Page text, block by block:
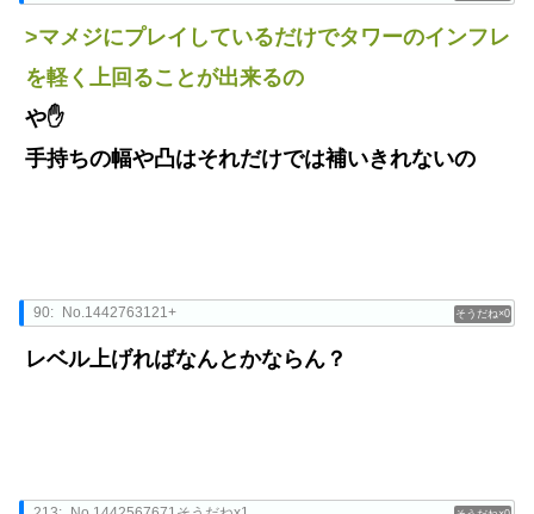
>マメジにプレイしているだけでタワーのインフレ
を軽く上回ることが出来るの
や✋
手持ちの幅や凸はそれだけでは補いきれないの
0
90: No.1442763121+
レベル上げればなんとかならん？